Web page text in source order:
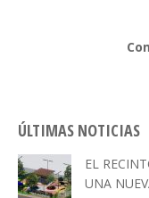
ÚLTIMAS NOTICIAS
EL
UNA